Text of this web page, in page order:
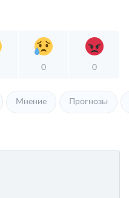
0 0
Мнение Прогнозы